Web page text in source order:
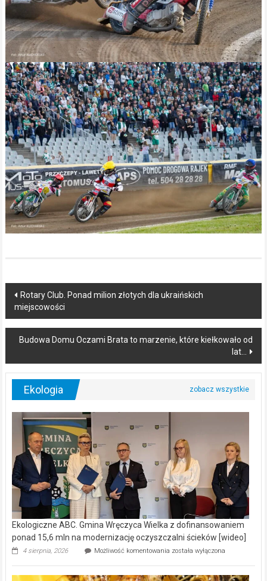
Post
navigation
Rotary Club. Ponad milion złotych dla ukraińskich
miejscowości
Budowa Domu Oczami Brata to marzenie, które kiełkowało od
lat…
Ekologia
Ekologiczne ABC. Gmina Wręczyca Wielka z dofinansowaniem
ponad 15,6 mln na modernizację oczyszczalni ścieków [wideo]
4 sierpnia, 2026 Możliwość komentowania Ekologiczne
Wręczyca
została wyłączona